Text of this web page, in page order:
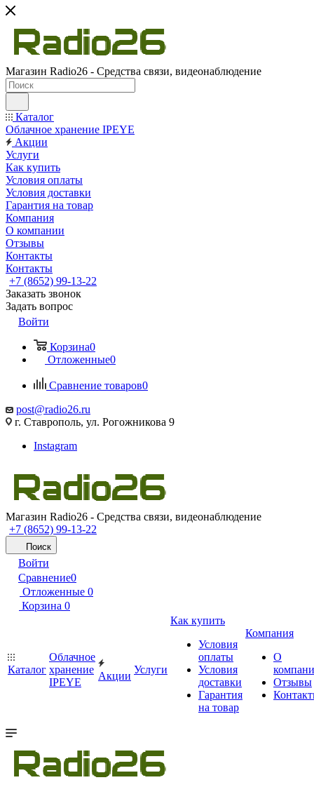
Магазин Radio26 - Средства связи, видеонаблюдение
Каталог
Облачное хранение IPEYE
Акции
Услуги
Как купить
Условия оплаты
Условия доставки
Гарантия на товар
Компания
О компании
Отзывы
Контакты
Контакты
+7 (8652) 99-13-22
Заказать звонок
Задать вопрос
Войти
Корзина0
Отложенные0
Сравнение товаров0
post@radio26.ru
г. Ставрополь, ул. Рогожникова 9
Instagram
Магазин Radio26 - Средства связи, видеонаблюдение
+7 (8652) 99-13-22
Поиск
Войти
Сравнение0
Отложенные 0
Корзина 0
Каталог
Облачное
хранение
IPEYE
Акции
Услуги
Как купить
Условия
оплаты
Условия
доставки
Гарантия
на товар
Компания
О
Отзывы